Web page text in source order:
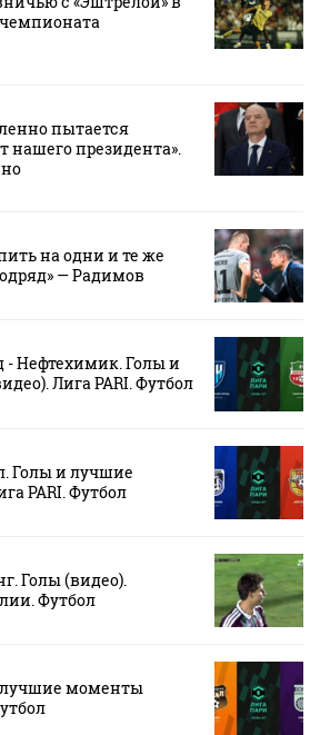
пытается
нашего президента».
на одни и те же
— Радимов
Нефтехимик. Голы и
Лига PARI. Футбол
Голы и лучшие
PARI. Футбол
Голы (видео).
Футбол
лучшие моменты